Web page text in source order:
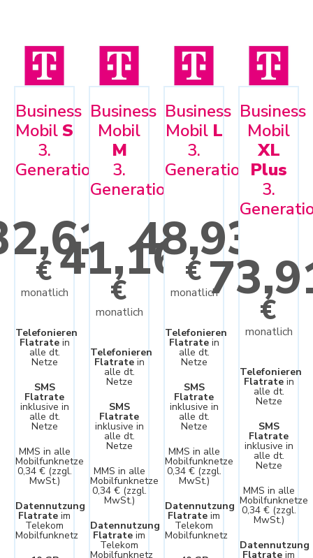
Business
MobilS
3.
Generation
€
monatlich
Telefonieren
Flatratein
alle dt.
Netze
SMS
Flatrate
inklusive in
alle dt.
Netze
MMS in alle
Mobilfunknetze
0,34 € (zzgl.
MwSt.)
Datennutzung
Flatrate im
Telekom
Mobilfunknetz
Business
Mobil
M
3.
Generation
41,16
€
monatlich
Telefonieren
Flatratein
alle dt.
Netze
SMS
Flatrate
inklusive in
alle dt.
Netze
MMS in alle
Mobilfunknetze
0,34 € (zzgl.
MwSt.)
Datennutzung
Flatrate im
Telekom
Mobilfunknetz
Business
Mobil L
3.
Generation
48,93
€
monatlich
Telefonieren
Flatratein
alle dt.
Netze
SMS
Flatrate
inklusive in
alle dt.
Netze
MMS in alle
Mobilfunknetze
0,34 € (zzgl.
MwSt.)
Datennutzung
Flatrate im
Telekom
Mobilfunknetz
Business
Mobil
XL
Plus
3.
€
monatlich
Telefonieren
Flatratein
alle dt.
Netze
SMS
Flatrate
inklusive in
alle dt.
Netze
MMS in alle
Mobilfunknetze
0,34 € (zzgl.
MwSt.)
Datennutzung
Flatrate im